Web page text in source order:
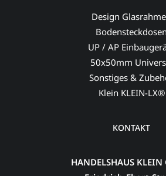
Design
Bodensteckdosen
UP / AP
50x50mm
Sonstiges &
Klein KLEIN-LX®
KONTAKT
HANDELSHAUS KLEIN